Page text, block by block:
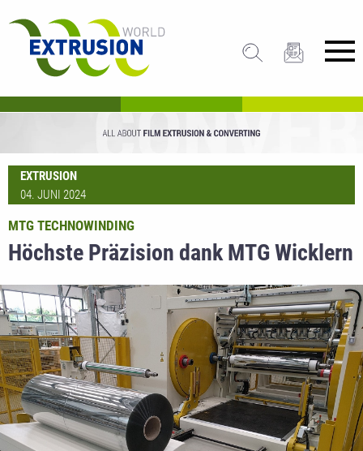
EXTRUSION
04. JUNI 2024
Höchste Präzision dank MTG Wicklern
MTG TECHNOWINDING